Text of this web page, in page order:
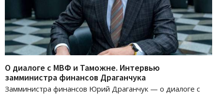
О диалоге с МВФ и Таможне. Интервью
замминистра финансов Драганчука
Замминистра финансов Юрий Драганчук — о диалоге с